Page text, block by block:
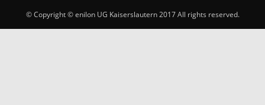
© Copyright © enilon UG Kaiserslautern 2017 All rights reserved.